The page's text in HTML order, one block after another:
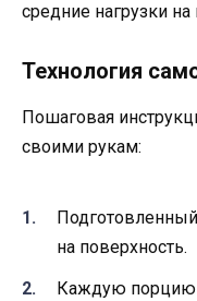
средние нагрузки
Технология
Пошаговая
своими рукам:
на поверхность.
Каждую порцию